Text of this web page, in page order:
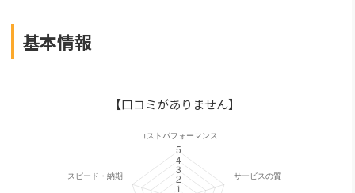
基本情報
【口コミがありません】